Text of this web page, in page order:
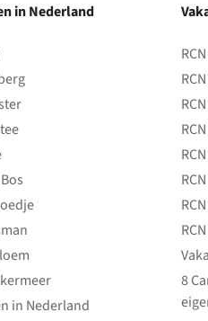
in Nederland
in Nederland
8